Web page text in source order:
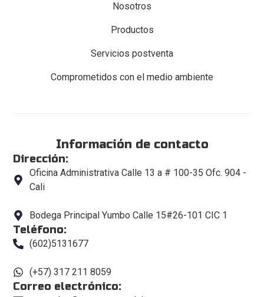
Nosotros
Productos
Servicios postventa
Comprometidos con el medio ambiente
Información de contacto
Dirección:
Oficina Administrativa Calle 13 a # 100-35 Ofc. 904 -
Cali
Bodega Principal Yumbo Calle 15#26-101 CIC 1
Teléfono:
(602)5131677
(+57) 317 211 8059
Correo electrónico: